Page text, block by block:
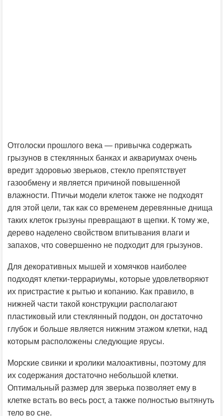
Отголоски прошлого века — привычка содержать
грызунов в стеклянных банках и аквариумах очень
вредит здоровью зверьков, стекло препятствует
газообмену и является причиной повышенной
влажности. Птичьи модели клеток также не подходят
для этой цели, так как со временем деревянные днища
таких клеток грызуны превращают в щепки. К тому же,
дерево наделено свойством впитывания влаги и
запахов, что совершенно не подходит для грызунов.
Для декоративных мышей и хомячков наиболее
подходят клетки-террариумы, которые удовлетворяют
их пристрастие к рытью и копанию. Как правило, в
нижней части такой конструкции располагают
пластиковый или стеклянный поддон, он достаточно
глубок и больше является нижним этажом клетки, над
которым расположены следующие ярусы.
Морские свинки и кролики малоактивны, поэтому для
их содержания достаточно небольшой клетки.
Оптимальный размер для зверька позволяет ему в
клетке встать во весь рост, а также полностью вытянуть
тело во сне.